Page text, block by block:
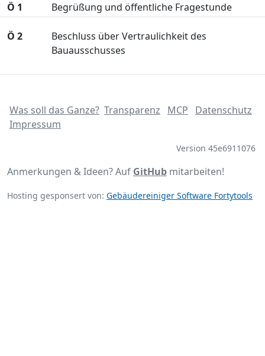
Ö 1 Begrüßung und öffentliche Fragestunde
Ö 2
Beschluss über Vertraulichkeit des
Bauausschusses
Was soll das Ganze? Transparenz MCP
Datenschutz
Impressum
Version 45e6911076
Anmerkungen & Ideen? Auf GitHub mitarbeiten!
Hosting gesponsert von: Gebäudereiniger Software Fortytools